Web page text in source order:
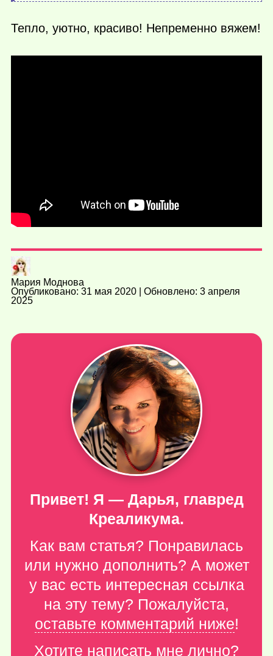
Тепло, уютно, красиво! Непременно вяжем!
Мария Моднова
Опубликовано: 31 мая 2020 | Обновлено: 3 апреля
2025
Привет! Я — Дарья, главред
Креаликума.
Как вам статья? Понравилась
или нужно дополнить? А может
у вас есть интересная ссылка
на эту тему? Пожалуйста,
оставьте комментарий ниже!
Хотите написать мне лично?